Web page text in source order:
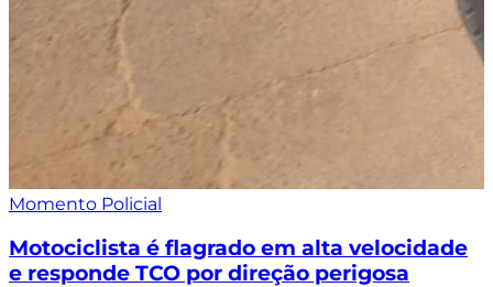
Momento Policial
Motociclista é flagrado em alta velocidade
e responde TCO por direção perigosa